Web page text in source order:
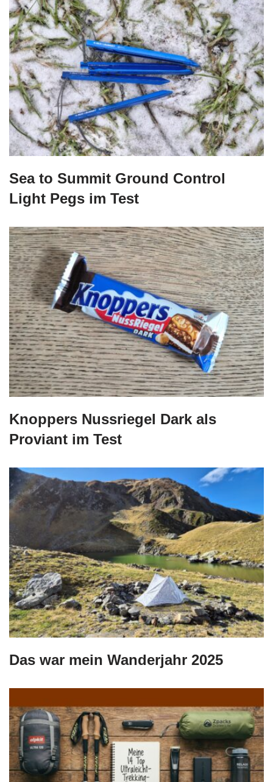
Sea to Summit Ground Control
Light Pegs im Test
Knoppers Nussriegel Dark als
Proviant im Test
Das war mein Wanderjahr 2025